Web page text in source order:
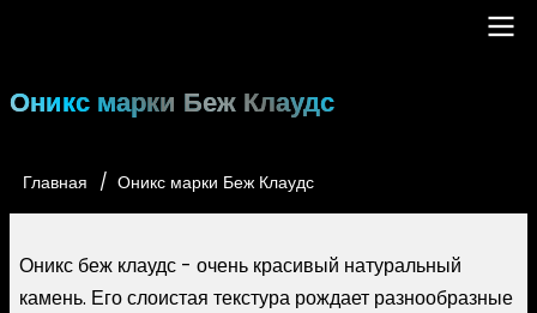
содержанию
Main
Оникс марки Беж Клаудс
Строка
Главная Оникс марки Беж Клаудс
Оникс беж клаудс - очень красивый натуральный
камень. Его слоистая текстура рождает разнообразные